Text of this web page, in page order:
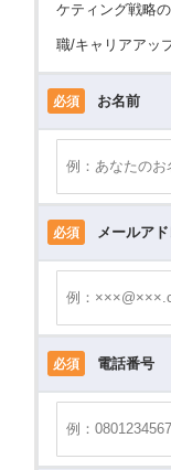
ケティング戦略
職/キャリアアップ
必須 お名前
必須 メールア
必須 電話番号